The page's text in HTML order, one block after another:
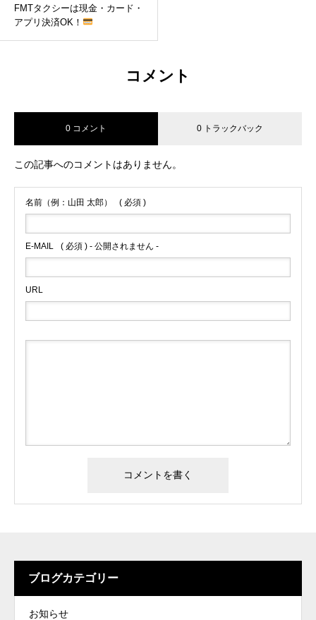
FMTタクシーは現金・カード・
アプリ決済OK！
コメント
0 コメント 0 トラックバック
この記事へのコメントはありません。
名前（例：山田 太郎） ( 必須 )
E-MAIL ( 必須 ) - 公開されません -
URL
ブログカテゴリー
お知らせ